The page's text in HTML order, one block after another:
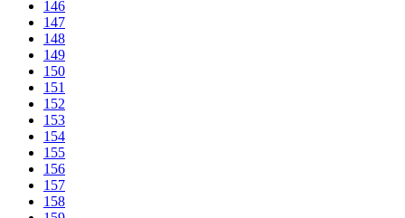
146
147
148
149
150
151
152
153
154
155
156
157
158